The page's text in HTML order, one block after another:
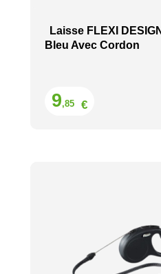
Laisse FLEXI
Bleu Avec Cordon
9,85 €